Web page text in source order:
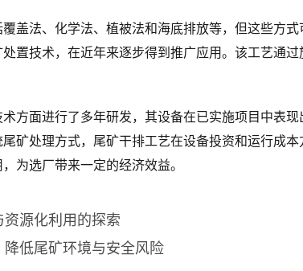
盖法、化学法、植被法和海底排放等，但这些方
置技术，在近年来逐步得到推广应用。该工艺通
方面进行了多年研发，其设备在已实施项目中表
矿处理方式，尾矿干排工艺在设备投资和运行成本
为选厂带来一定的经济效益。
源化利用的探索
降低尾矿环境与安全风险